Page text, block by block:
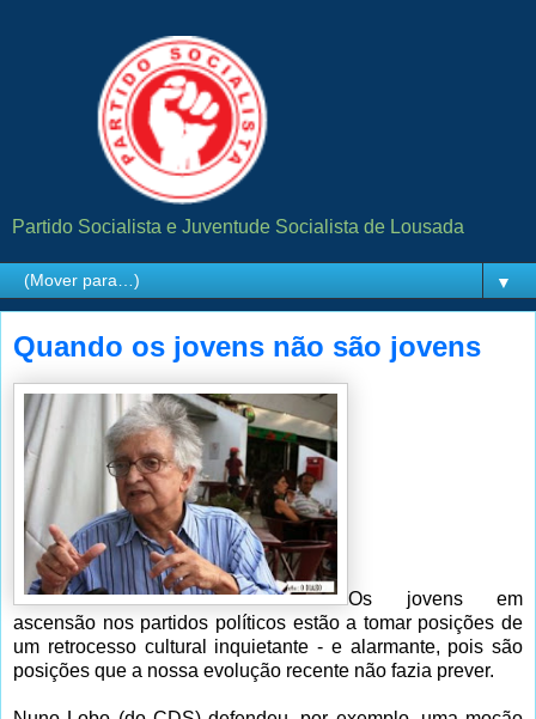
Partido Socialista e Juventude Socialista de Lousada
▼
Quando os jovens não são jovens
Os jovens em
ascensão nos partidos políticos estão a tomar posições de
um retrocesso cultural inquietante - e alarmante, pois são
posições que a nossa evolução recente não fazia prever.